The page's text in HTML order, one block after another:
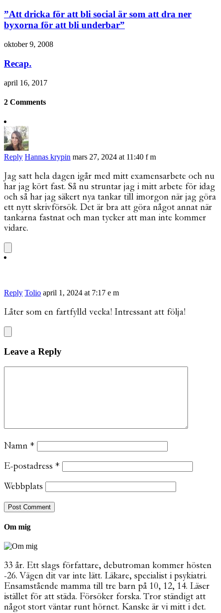
”Att dricka för att bli social är som att dra ner
byxorna för att bli underbar”
oktober 9, 2008
Recap.
april 16, 2017
2 Comments
Reply Hannas krypin mars 27, 2024 at 11:40 f m
Jag satt hela dagen igår med mitt examensarbete och nu
har jag kört fast. Så nu struntar jag i mitt arbete för idag
och så har jag säkert nya tankar till imorgon när jag göra
ett nytt skrivförsök. Det är bra att göra något annat när
tankarna fastnat och man tycker att man inte kommer
vidare.
Reply Tolio april 1, 2024 at 7:17 e m
Låter som en fartfylld vecka! Intressant att följa!
Leave a Reply
Namn *
E-postadress *
Webbplats
Om mig
33 år. Ett slags författare, debutroman kommer hösten
-26. Vägen dit var inte lätt. Läkare, specialist i psykiatri.
Ensamstående mamma till tre barn på 10, 12, 14. Läser
istället för att städa. Försöker forska. Tror ständigt att
något stort väntar runt hörnet. Kanske är vi mitt i det.